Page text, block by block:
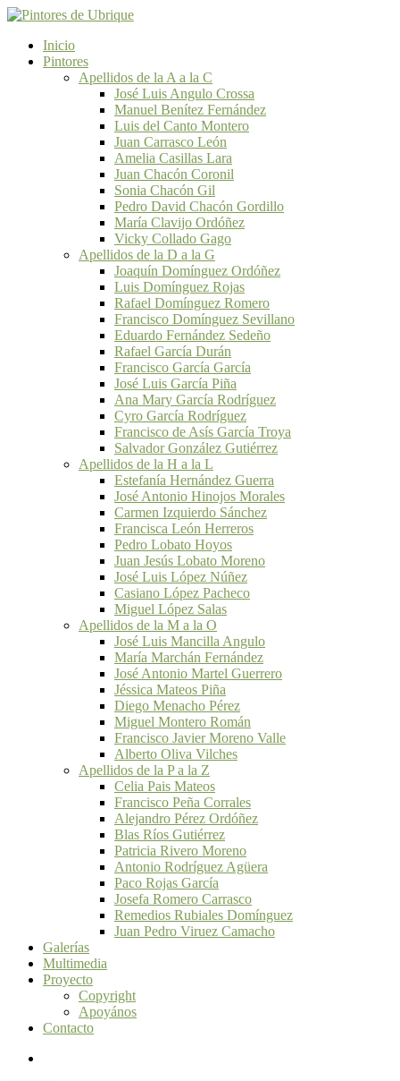
Inicio
Pintores
Apellidos de la A a la C
José Luis Angulo Crossa
Manuel Benítez Fernández
Luis del Canto Montero
Juan Carrasco León
Amelia Casillas Lara
Juan Chacón Coronil
Sonia Chacón Gil
Pedro David Chacón Gordillo
María Clavijo Ordóñez
Vicky Collado Gago
Apellidos de la D a la G
Joaquín Domínguez Ordóñez
Luis Domínguez Rojas
Rafael Domínguez Romero
Francisco Domínguez Sevillano
Eduardo Fernández Sedeño
Rafael García Durán
Francisco García García
José Luis García Piña
Ana Mary García Rodríguez
Cyro García Rodríguez
Francisco de Asís García Troya
Salvador González Gutiérrez
Apellidos de la H a la L
Estefanía Hernández Guerra
José Antonio Hinojos Morales
Carmen Izquierdo Sánchez
Francisca León Herreros
Pedro Lobato Hoyos
Juan Jesús Lobato Moreno
José Luis López Núñez
Casiano López Pacheco
Miguel López Salas
Apellidos de la M a la O
José Luis Mancilla Angulo
María Marchán Fernández
José Antonio Martel Guerrero
Jéssica Mateos Piña
Diego Menacho Pérez
Miguel Montero Román
Francisco Javier Moreno Valle
Alberto Oliva Vilches
Apellidos de la P a la Z
Celia Pais Mateos
Francisco Peña Corrales
Alejandro Pérez Ordóñez
Blas Ríos Gutiérrez
Patricia Rivero Moreno
Antonio Rodríguez Agüera
Paco Rojas García
Josefa Romero Carrasco
Remedios Rubiales Domínguez
Juan Pedro Viruez Camacho
Galerías
Multimedia
Proyecto
Copyright
Apoyános
Contacto